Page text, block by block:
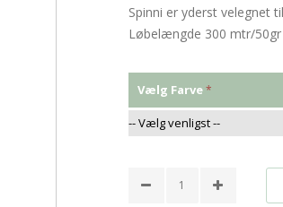
Spinni er yderst velegnet
Løbelængde 300 mtr/50gr
Vælg Farve